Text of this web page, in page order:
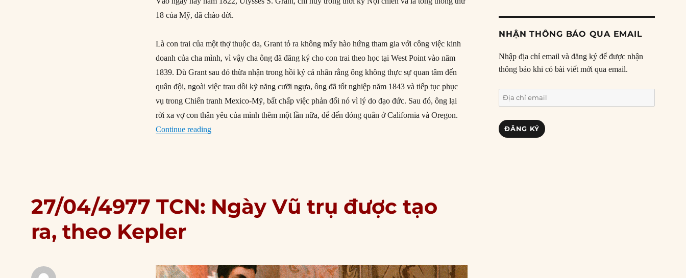
18 của Mỹ, đã chào đời.
Là con trai của một thợ thuộc da, Grant tỏ ra không mấy hào hứng tham gia với công việc kinh
doanh của cha mình, vì vậy cha ông đã đăng ký cho con trai theo học tại West Point vào năm
1839. Dù Grant sau đó thừa nhận trong hồi ký cá nhân rằng ông không thực sự quan tâm đến
quân đội, ngoài việc trau dồi kỹ năng cưỡi ngựa, ông đã tốt nghiệp năm 1843 và tiếp tục phục
vụ trong Chiến tranh Mexico-Mỹ, bất chấp việc phản đối nó vì lý do đạo đức. Sau đó, ông lại
rời xa vợ con thân yêu của mình thêm một lần nữa, để đến đóng quân ở California và Oregon.
Continue reading“27/04/1822: Ngày sinh Ulysses S. Grant”
27/04/4977 TCN: Ngày Vũ trụ được tạo
ra, theo Kepler
NHẬN THÔNG BÁO QUA EMAIL
Nhập địa chỉ email và đăng ký để được nhận
thông báo khi có bài viết mới qua email.
Địa
chỉ
email
ĐĂNG KÝ